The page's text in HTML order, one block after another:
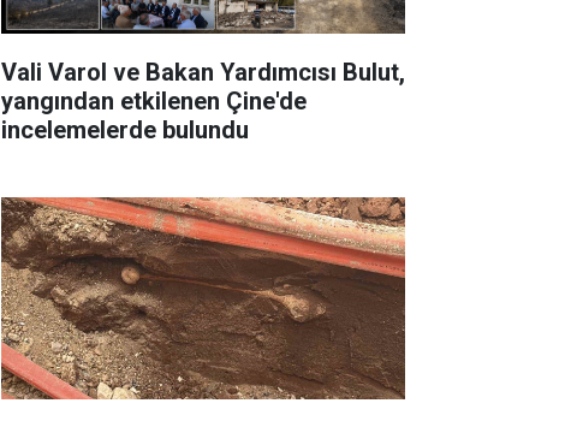
Vali Varol ve Bakan Yardımcısı Bulut,
yangından etkilenen Çine'de
incelemelerde bulundu